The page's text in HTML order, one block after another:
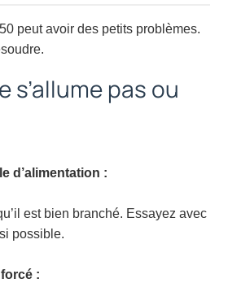
peut avoir des petits problèmes.
s’allume pas ou
d’alimentation :
est bien branché. Essayez avec
possible.
: